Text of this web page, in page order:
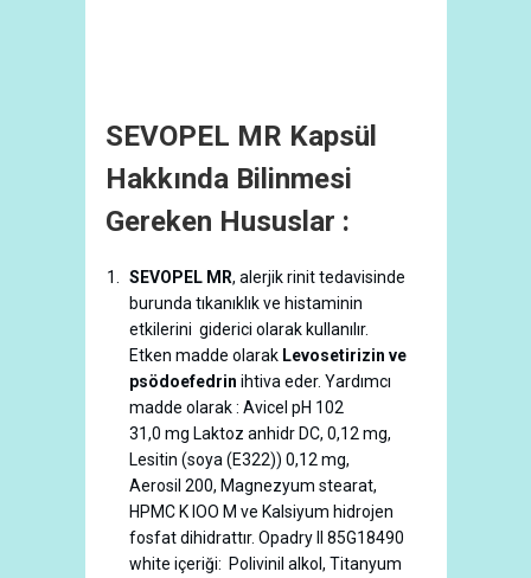
SEVOPEL MR Kapsül
Hakkında Bilinmesi
Gereken Hususlar :
SEVOPEL MR, alerjik rinit tedavisinde
burunda tıkanıklık ve histaminin
etkilerini giderici olarak kullanılır.
Etken madde olarak Levosetirizin ve
psödoefedrin ihtiva eder. Yardımcı
madde olarak : Avicel pH 102
31,0 mg Laktoz anhidr DC, 0,12 mg,
Lesitin (soya (E322)) 0,12 mg,
Aerosil 200, Magnezyum stearat,
HPMC K lOO M ve Kalsiyum hidrojen
fosfat dihidrattır. Opadry II 85G18490
white içeriği: Polivinil alkol, Titanyum